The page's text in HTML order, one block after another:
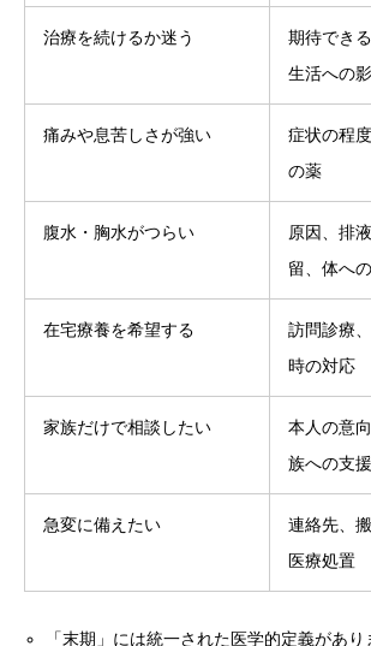
治療を続けるか迷う
期待でき
生活への
痛みや息苦しさが強い
症状の程
の薬
腹水・胸水がつらい
原因、排
留、体へ
在宅療養を希望する
訪問診療
時の対応
家族だけで相談したい
本人の意
族への支援
急変に備えたい
連絡先、
医療処置
「末期」には統一された医学的定義があり